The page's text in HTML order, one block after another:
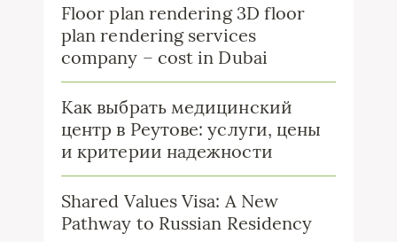
Floor plan rendering 3D floor
plan rendering services
company – cost in Dubai
Как выбрать медицинский
центр в Реутове: услуги, цены
и критерии надежности
Shared Values Visa: A New
Pathway to Russian Residency